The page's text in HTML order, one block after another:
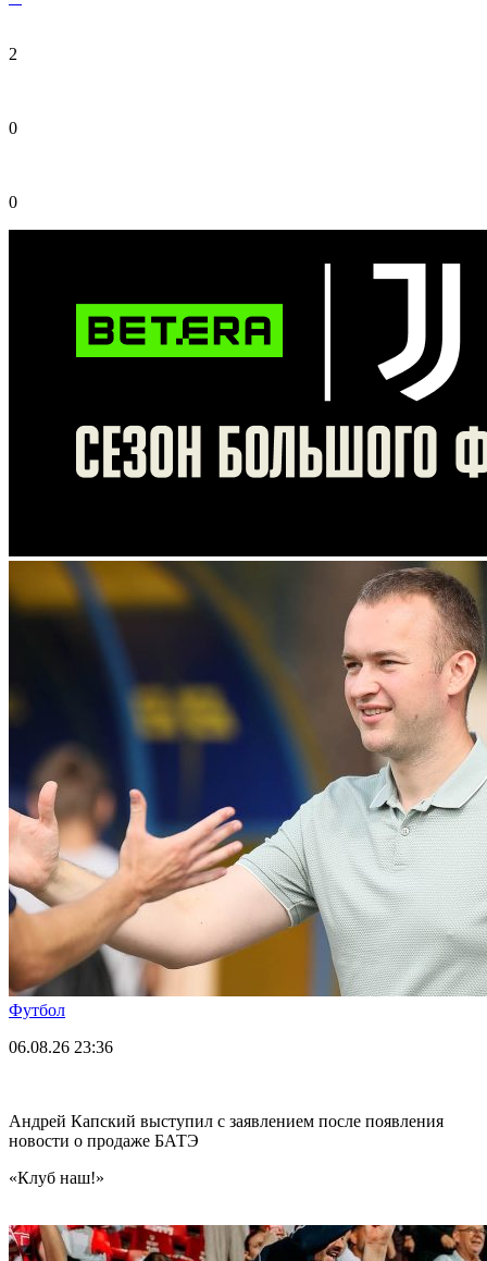
2
0
0
Футбол
06.08.26 23:36
Андрей Капский выступил с заявлением после появления
новости о продаже БАТЭ
«Клуб наш!»